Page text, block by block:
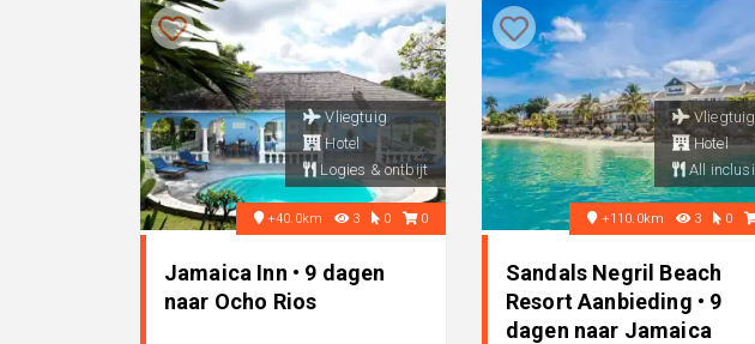
Vliegtuig
Hotel
Logies & ontbijt
+40.0km 3 0 0
Jamaica Inn • 9 dagen
naar Ocho Rios
Vliegtuig
Hotel
All
+110.0km 3 0
Sandals Negril Beach
Resort Aanbieding • 9
dagen naar Jamaica